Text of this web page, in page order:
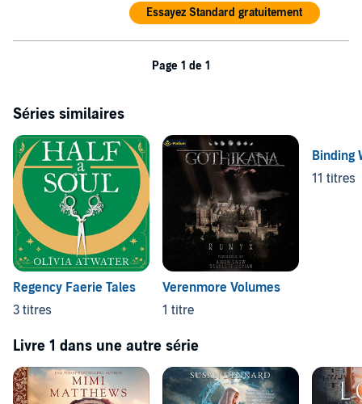
Essayez Standard gratuitement
Page 1 de 1
Séries similaires
Regency Faerie Tales
3 titres
Verenmore Volumes
1 titre
Binding
11 titres
Livre 1 dans une autre série